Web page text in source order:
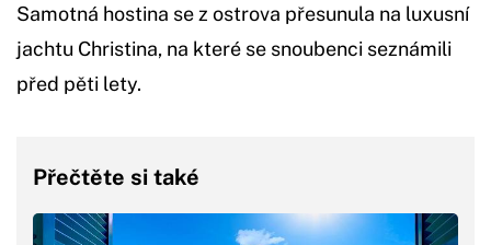
Samotná hostina se z ostrova přesunula na luxusní
jachtu Christina, na které se snoubenci seznámili
před pěti lety.
Přečtěte si také